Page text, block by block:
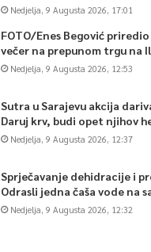
Nedjelja, 9 Augusta 2026, 17:01
FOTO/Enes Begović
večer na prepunom trgu na
Nedjelja, 9 Augusta 2026, 12:53
Sutra u Sarajevu akcija
Daruj krv, budi opet njihov
Nedjelja, 9 Augusta 2026, 12:37
Sprječavanje dehidracije i
Odrasli jedna čaša vode na
Nedjelja, 9 Augusta 2026, 12:32